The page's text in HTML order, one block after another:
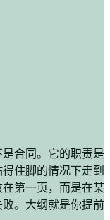
合同。它的职责是
住脚的情况下走到
第一页，而是在某
。大纲就是你提前